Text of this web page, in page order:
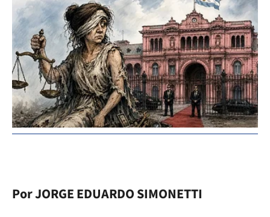
Por JORGE EDUARDO SIMONETTI